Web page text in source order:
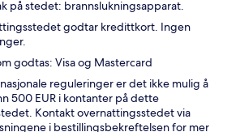
på stedet: brannslukningsapparat.
godtar kredittkort. Ingen
godtas: Visa og Mastercard
reguleringer er det ikke mulig å
500 EUR i kontanter på dette
Kontakt overnattingsstedet via
i bestillingsbekreftelsen for mer